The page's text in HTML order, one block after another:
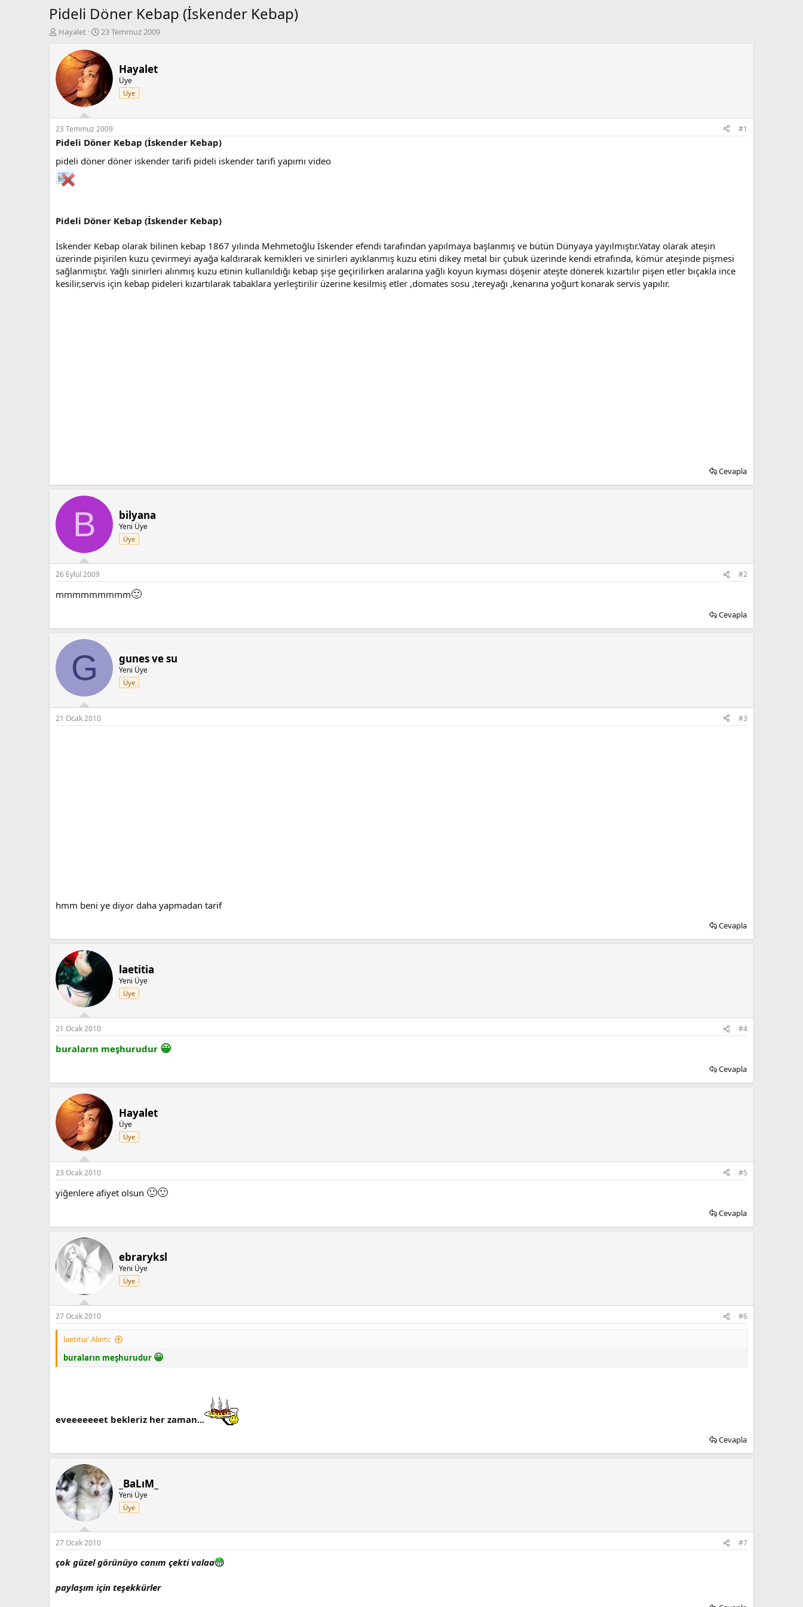
Pideli Döner Kebap (İskender Kebap)
K
b
u
a
ş
l
a
t
a
n
Hayalet
B
ş
l
n
g
ç
t
a
r
i
23 Temmuz 2009
Hayalet
Üye
Üye
23 Temmuz 2009 #1
Pideli Döner Kebap (İskender Kebap)
pideli döner döner iskender tarifi pideli iskender tarifi yapımı video
Pideli Döner Kebap (İskender Kebap)
İskender Kebap olarak bilinen kebap 1867 yılında Mehmetoğlu İskender efendi tarafından yapılmaya başlanmış ve bütün Dünyaya yayılmıştır.Yatay olarak ateşin
üzerinde pişirilen kuzu çevirmeyi ayağa kaldırarak kemikleri ve sinirleri ayıklanmış kuzu etini dikey metal bir çubuk üzerinde kendi etrafında, kömür ateşinde pişmesi
sağlanmıştır. Yağlı sinirleri alınmış kuzu etinin kullanıldığı kebap şişe geçirilirken aralarına yağlı koyun kıyması döşenir ateşte dönerek kızartılır pişen etler bıçakla ince
kesilir,servis için kebap pideleri kızartılarak tabaklara yerleştirilir üzerine kesilmiş etler ,domates sosu ,tereyağı ,kenarına yoğurt konarak servis yapılır.
Cevapla
B bilyana
Yeni Üye
Üye
26 Eylül 2009 #2
mmmmmmmmm🙂
Cevapla
G gunes ve su
Yeni Üye
Üye
21 Ocak 2010 #3
hmm beni ye diyor daha yapmadan tarif
Cevapla
laetitia
Yeni Üye
Üye
21 Ocak 2010 #4
buraların meşhurudur 😀
Cevapla
Hayalet
Üye
Üye
23 Ocak 2010 #5
yiğenlere afiyet olsun 🙂🙂
Cevapla
ebraryksl
Yeni Üye
Üye
27 Ocak 2010 #6
laetitia' Alıntı:
buraların meşhurudur 😀
eveeeeeeet bekleriz her zaman...
Cevapla
_BaLıM_
Yeni Üye
Üye
27 Ocak 2010 #7
çok güzel görünüyo canım çekti valaa
paylaşım için teşekkürler